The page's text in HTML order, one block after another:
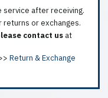
service after receiving.
returns or exchanges.
contact us at
Return & Exchange